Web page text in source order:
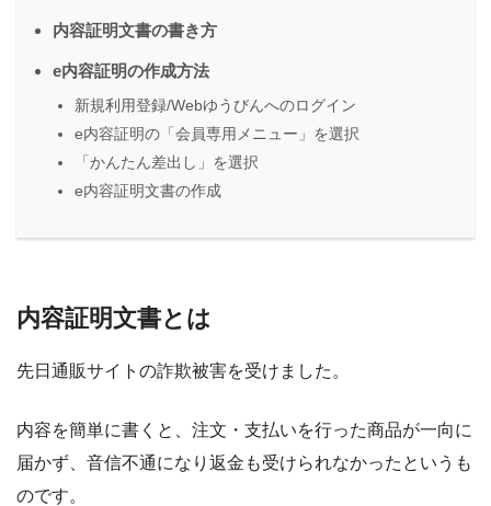
内容証明文書の書き方
e内容証明の作成方法
新規利用登録/Webゆうびんへのログイン
e内容証明の「会員専用メニュー」を選択
「かんたん差出し」を選択
e内容証明文書の作成
内容証明文書とは
先日通販サイトの詐欺被害を受けました。
内容を簡単に書くと、注文・支払いを行った商品が一向に
届かず、音信不通になり返金も受けられなかったというも
のです。